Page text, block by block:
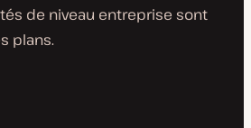
de niveau entreprise sont
plans.